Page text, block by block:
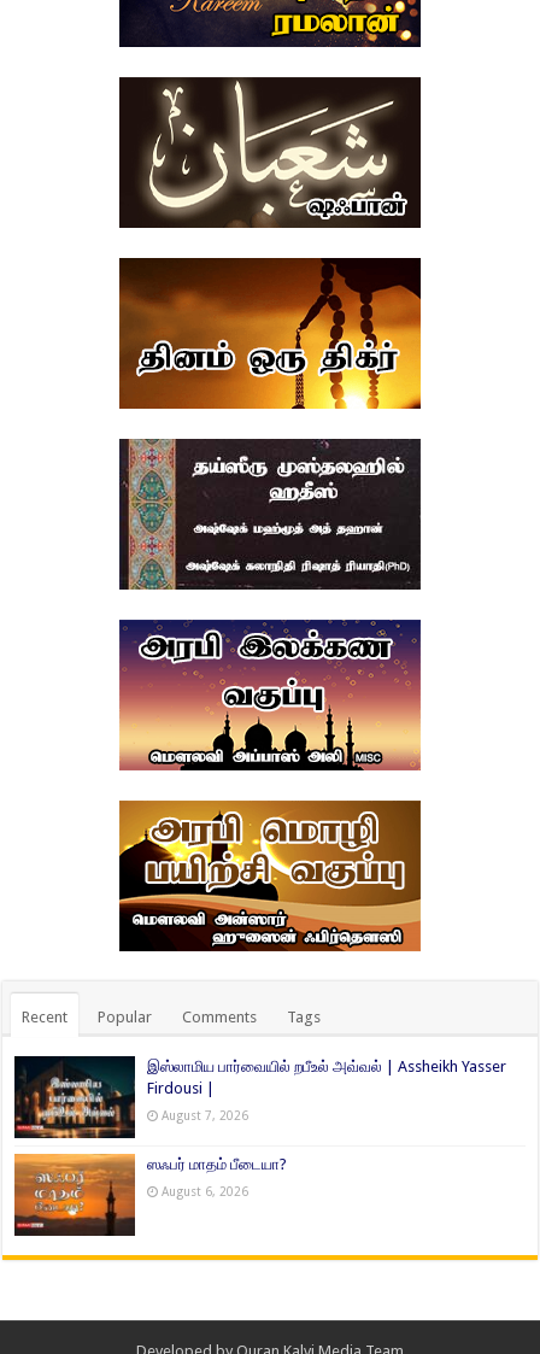
Recent Popular Comments Tags
இஸ்லாமிய பார்வையில் றபீஉல் அவ்வல் | Assheikh Yasser
Firdousi |
August 7, 2026
ஸஃபர் மாதம் பீடையா?
August 6, 2026